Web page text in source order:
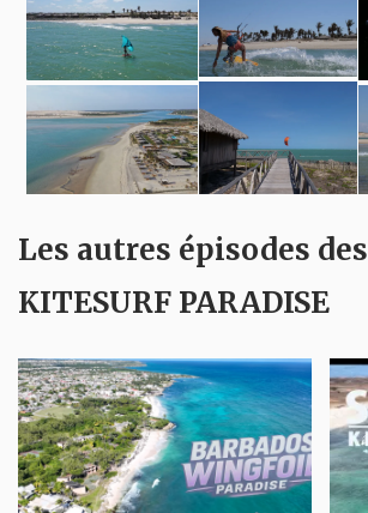
Les autres épisodes des
KITESURF PARADISE